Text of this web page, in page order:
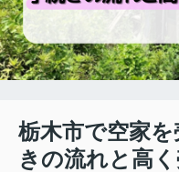
栃木市で空家
きの流れと高